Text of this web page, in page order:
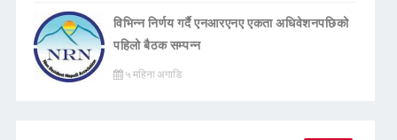
विभिन्न निर्णय गर्दै एनआरएनए एकता अधिवेशनपछिको
पहिलो बैठक सम्पन्न
५ महिना अगाडि